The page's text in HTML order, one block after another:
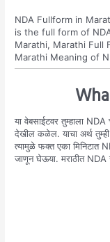
NDA Fullform in
is the full form of
Marathi, Marathi Full
Marathi Meaning of
या वेबसाईटवर तुम्हाला
देखील कळेल. याचा अर्थ
त्यामुळे फक्त एका मिनिटात
जाणून घेऊया. मराठीत NDA